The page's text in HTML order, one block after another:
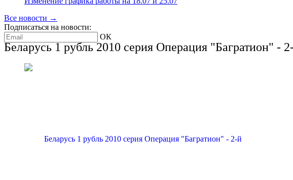
Все новости →
Подписаться на новости:
ОК
Беларусь 1 рубль 2010 серия Операция "Багратион" -